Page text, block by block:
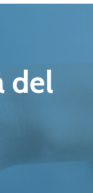
del